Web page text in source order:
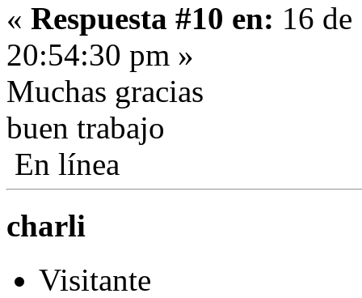
« Respuesta #10 en: 16
20:54:30 pm »
Muchas gracias
buen trabajo
En línea
charli
Visitante